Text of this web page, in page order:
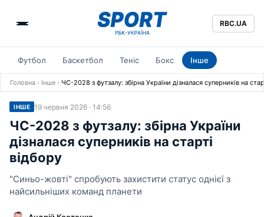
RBC.UA
Футбол Баскетбол Теніс Бокс Інше
Головна › Інше › ЧС-2028 з футзалу: збірна України дізналася суперників на
ІНШЕ 19 червня 2026 · 14:56
ЧС-2028 з футзалу: збірна України
дізналася суперників на старті
відбору
"Синьо-жовті" спробують захистити статус однієї з
найсильніших команд планети